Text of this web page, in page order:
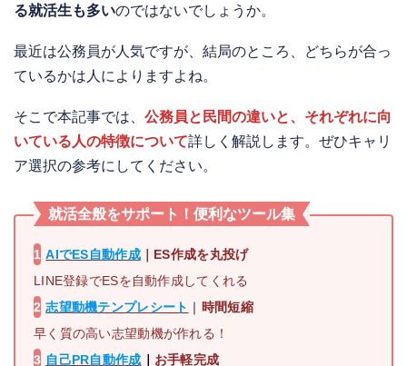
る就活生も多いのではないでしょうか。
最近は公務員が人気ですが、結局のところ、どちらが合っ
ているかは人によりますよね。
そこで本記事では、 公務員と民間の違いと、それぞれに向
いている人の特徴について詳しく解説します。ぜひキャリ
ア選択の参考にしてください。
就活全般をサポート！便利なツール集
1 AIでES自動作成｜ ES作成を丸投げ
LINE登録でESを自動作成してくれる
2 志望動機テンプレシート ｜ 時間短縮
早く質の高い志望動機が作れる！
3 自己PR自動作成
お手軽完成